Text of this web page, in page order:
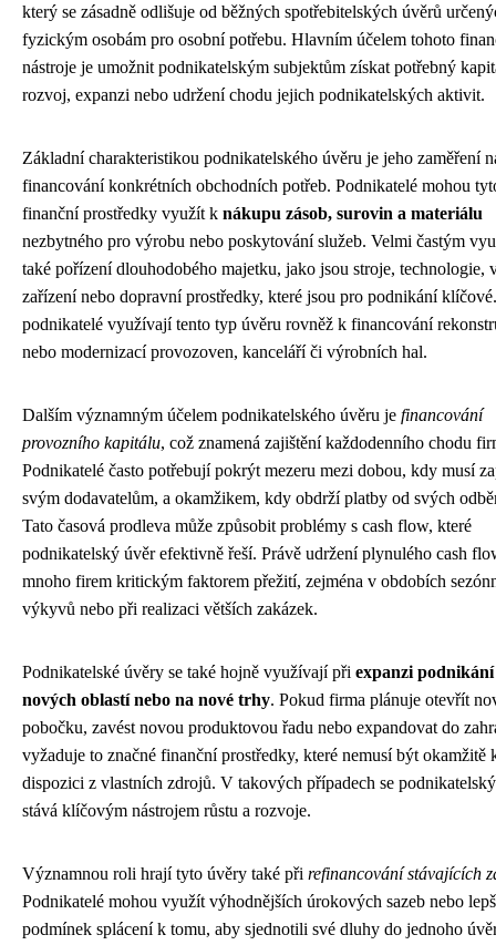
který se zásadně odlišuje od běžných spotřebitelských úvěrů
fyzickým osobám pro osobní potřebu. Hlavním účelem tohoto
nástroje je umožnit podnikatelským subjektům získat potřebný
rozvoj, expanzi nebo udržení chodu jejich podnikatelských aktivit.
Základní charakteristikou podnikatelského úvěru je jeho zaměření
financování konkrétních obchodních potřeb. Podnikatelé mohou
finanční prostředky využít k nákupu zásob, surovin a materiálu
nezbytného pro výrobu nebo poskytování služeb. Velmi častým
také pořízení dlouhodobého majetku, jako jsou stroje, technologie,
zařízení nebo dopravní prostředky, které jsou pro podnikání
podnikatelé využívají tento typ úvěru rovněž k financování
nebo modernizací provozoven, kanceláří či výrobních hal.
Dalším významným účelem podnikatelského úvěru je financování
provozního kapitálu, což znamená zajištění každodenního chodu
Podnikatelé často potřebují pokrýt mezeru mezi dobou, kdy musí
svým dodavatelům, a okamžikem, kdy obdrží platby od svých
Tato časová prodleva může způsobit problémy s cash flow, které
podnikatelský úvěr efektivně řeší. Právě udržení plynulého cash
mnoho firem kritickým faktorem přežití, zejména v obdobích
výkyvů nebo při realizaci větších zakázek.
Podnikatelské úvěry se také hojně využívají při expanzi
nových oblastí nebo na nové trhy. Pokud firma plánuje otevřít
pobočku, zavést novou produktovou řadu nebo expandovat do
vyžaduje to značné finanční prostředky, které nemusí být okamžitě
dispozici z vlastních zdrojů. V takových případech se
stává klíčovým nástrojem růstu a rozvoje.
Významnou roli hrají tyto úvěry také při refinancování stávajících
Podnikatelé mohou využít výhodnějších úrokových sazeb nebo
podmínek splácení k tomu, aby sjednotili své dluhy do jednoho